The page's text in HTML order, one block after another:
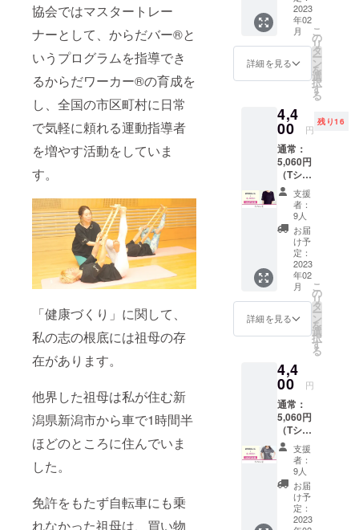
協会ではマスタートレー
ナーとして、からだバー®と
いうプログラムを指導でき
るからだワーカー®の育成を
し、全国の市区町村に日常
で気軽に頼れる運動指導者
を増やす活動をしていま
す。
「健康づくり」に関して、
私の志の根底には祖母の存
在があります。
他界した祖母は私が住む新
潟県新潟市から車で1時間半
ほどのところに住んでいま
した。
免許をもたず自転車にも乗
れなかった祖母は、買い物
とり様
に感謝
の気持
ちを込
めてお
送り致
しま
ご支援
金額は
増額す
ること
が可能
です。
他のリ
ターン
商品に
て、適
切なも
のが見
当たら
ない場
合に
は、こ
ちらの
を自由
に設定
しご支
援いた
だくこ
とがで
きま
す。 ※
支援時
に必ず
備考欄
にご希
望のお
2023
年02
月
詳細を見る
こ
の
リ
タ
ー
ン
を
選
択
す
る
4,4
00 円
残り16
通常：
5,060円
（Tシャ
ツ4400
円＋送
料660
円） <
素材>
ポリエ
ステル
85%
レーヨ
ン15%
<サイズ
> フ
リー:
幅/56c
m 総
丈/70㎝
支援
者：
9人
お届
け予
定：
2023
年02
月
詳細を見る
こ
の
リ
タ
ー
ン
を
選
択
す
る
4,4
00 円
通常：
5,060円
（Tシャ
ツ4400
円＋送
料660
円） <
素材>
13%、
支援
者：
9人
お届
け予
定：
2023